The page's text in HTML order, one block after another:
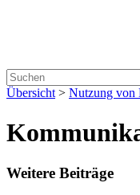
Übersicht > Nutzung von
Weitere Beiträge